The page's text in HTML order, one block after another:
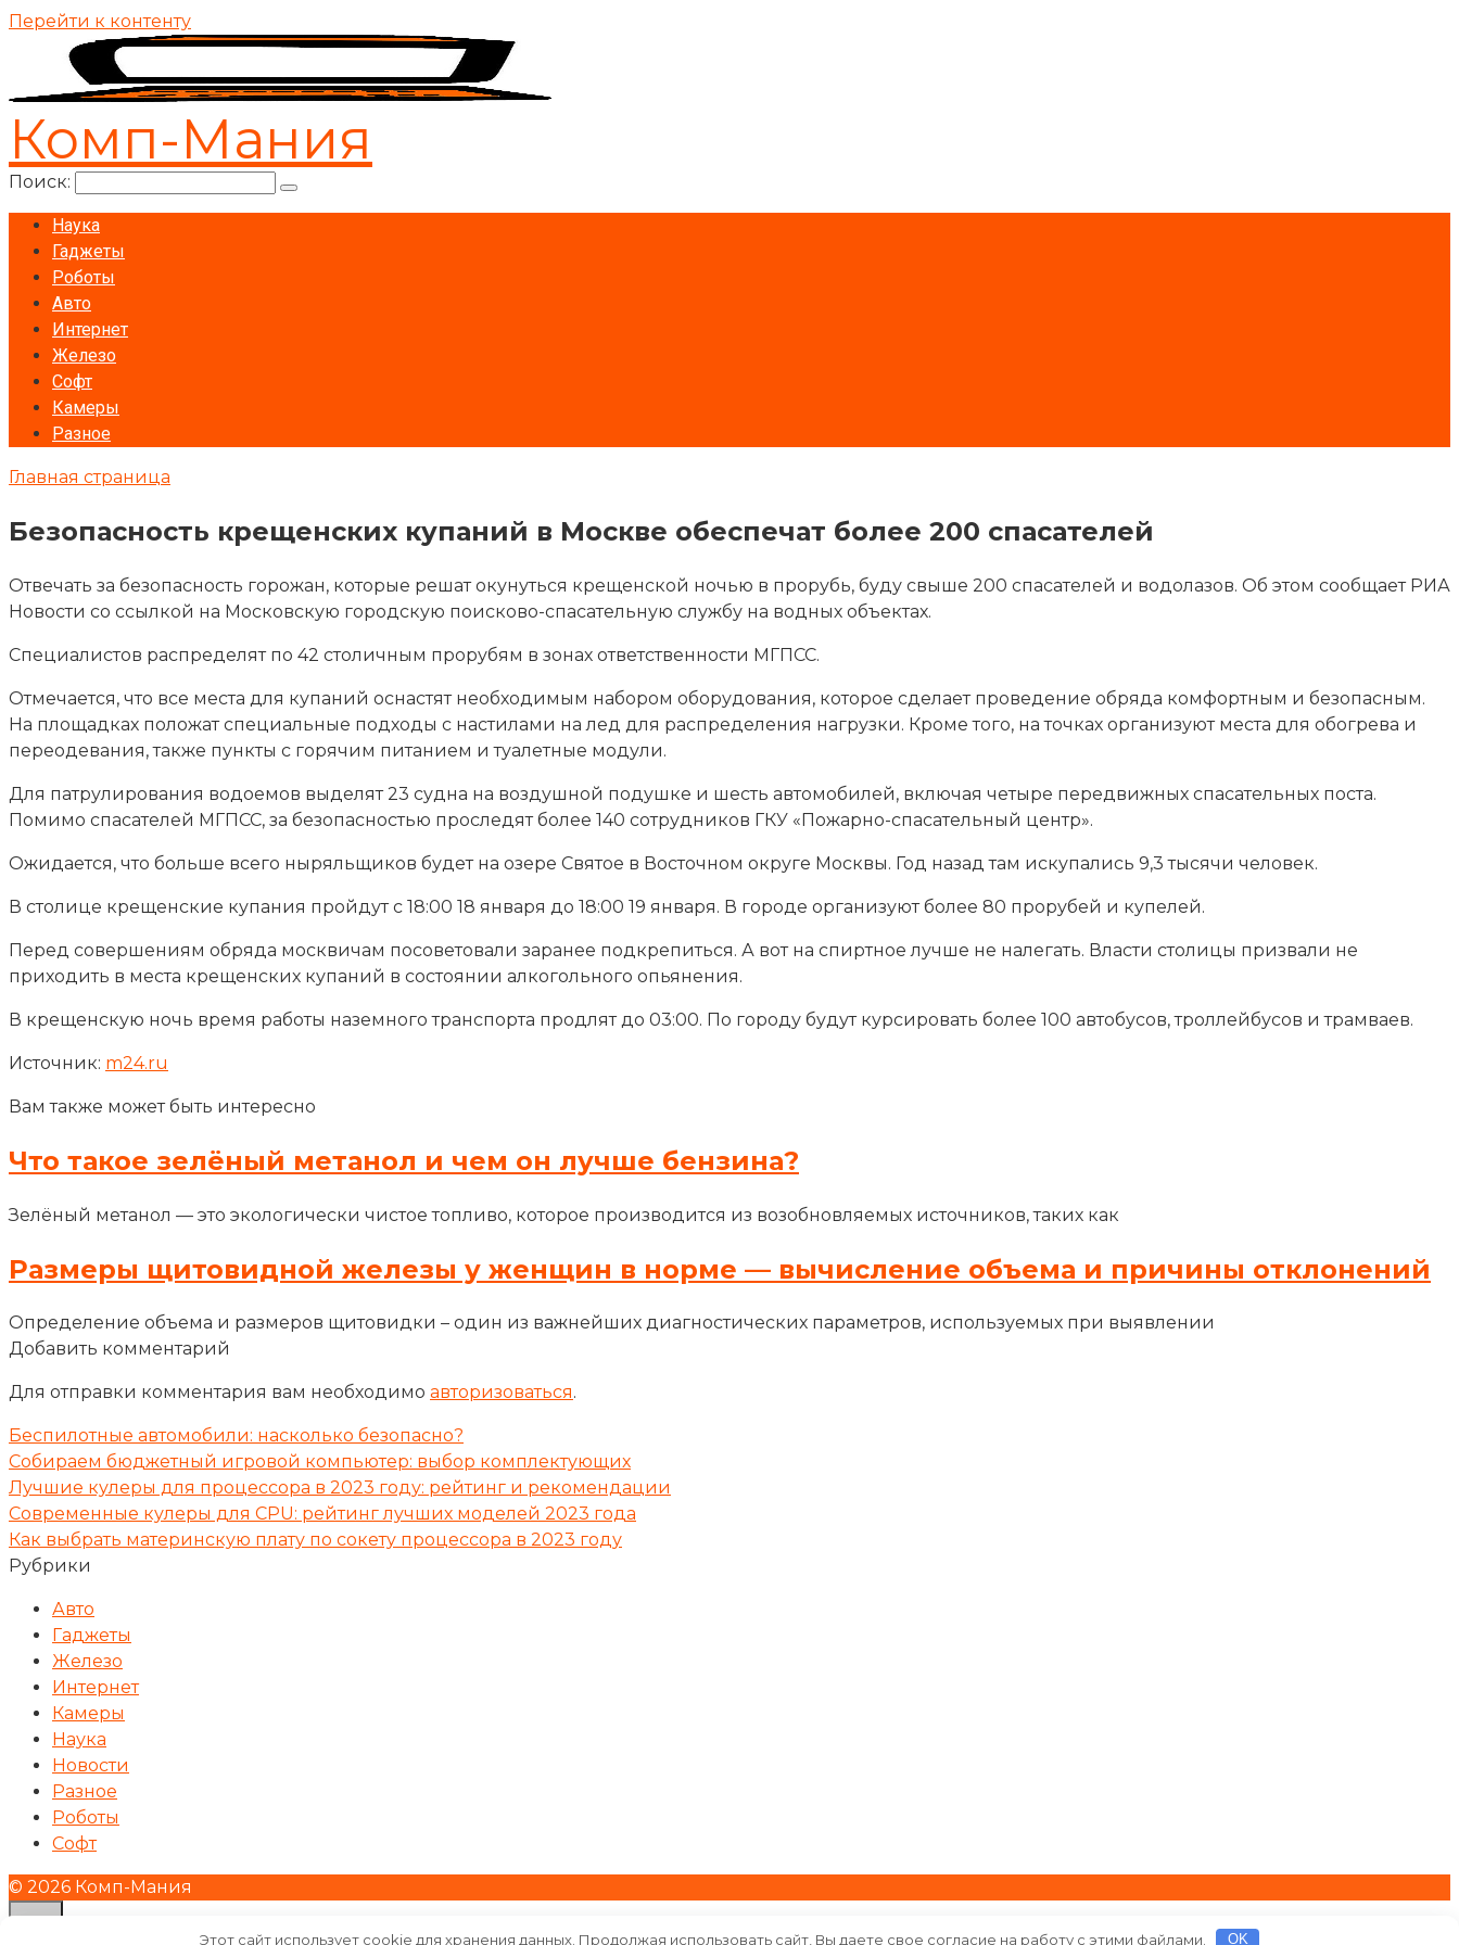
Перейти к контенту
Комп-Мания
Поиск:
Наука
Гаджеты
Роботы
Авто
Интернет
Железо
Софт
Камеры
Разное
Главная страница
Безопасность крещенских купаний в Москве обеспечат более 200 спасателей
Отвечать за безопасность горожан, которые решат окунуться крещенской ночью в прорубь, буду свыше 200 спасателей и водолазов. Об этом сообщает РИА
Новости со ссылкой на Московскую городскую поисково-спасательную службу на водных объектах.
Специалистов распределят по 42 столичным прорубям в зонах ответственности МГПСС.
Отмечается, что все места для купаний оснастят необходимым набором оборудования, которое сделает проведение обряда комфортным и безопасным.
На площадках положат специальные подходы с настилами на лед для распределения нагрузки. Кроме того, на точках организуют места для обогрева и
переодевания, также пункты с горячим питанием и туалетные модули.
Для патрулирования водоемов выделят 23 судна на воздушной подушке и шесть автомобилей, включая четыре передвижных спасательных поста.
Помимо спасателей МГПСС, за безопасностью проследят более 140 сотрудников ГКУ «Пожарно-спасательный центр».
Ожидается, что больше всего ныряльщиков будет на озере Святое в Восточном округе Москвы. Год назад там искупались 9,3 тысячи человек.
В столице крещенские купания пройдут с 18:00 18 января до 18:00 19 января. В городе организуют более 80 прорубей и купелей.
Перед совершениям обряда москвичам посоветовали заранее подкрепиться. А вот на спиртное лучше не налегать. Власти столицы призвали не
приходить в места крещенских купаний в состоянии алкогольного опьянения.
В крещенскую ночь время работы наземного транспорта продлят до 03:00. По городу будут курсировать более 100 автобусов, троллейбусов и трамваев.
Источник: m24.ru
Вам также может быть интересно
Что такое зелёный метанол и чем он лучше бензина?
Зелёный метанол — это экологически чистое топливо, которое производится из возобновляемых источников, таких как
Размеры щитовидной железы у женщин в норме — вычисление объема и причины отклонений
Определение объема и размеров щитовидки – один из важнейших диагностических параметров, используемых при выявлении
Добавить комментарий
Для отправки комментария вам необходимо авторизоваться.
Беспилотные автомобили: насколько безопасно?
Собираем бюджетный игровой компьютер: выбор комплектующих
Лучшие кулеры для процессора в 2023 году: рейтинг и рекомендации
Современные кулеры для CPU: рейтинг лучших моделей 2023 года
Как выбрать материнскую плату по сокету процессора в 2023 году
Рубрики
Авто
Гаджеты
Железо
Интернет
Камеры
Наука
Новости
Разное
Роботы
Софт
© 2026 Комп-Мания
Этот сайт использует cookie для хранения данных. Продолжая использовать сайт, Вы даете свое согласие на работу с этими файлами. OK